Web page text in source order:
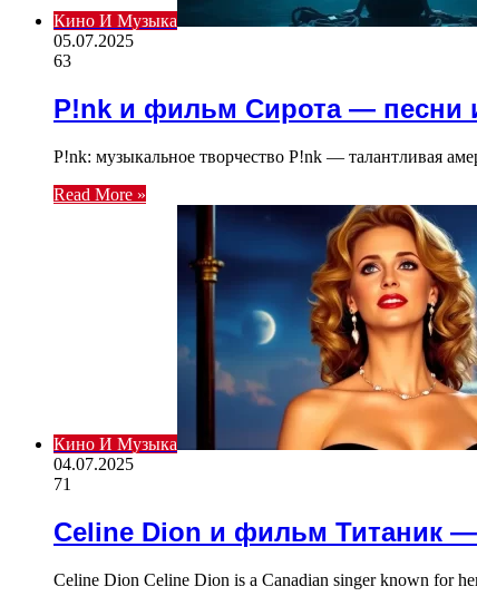
Кино И Музыка
05.07.2025
63
P!nk и фильм Сирота — песни
P!nk: музыкальное творчество P!nk — талантливая
Read More »
Кино И Музыка
04.07.2025
71
Celine Dion и фильм Титаник
Celine Dion Celine Dion is a Canadian singer known for